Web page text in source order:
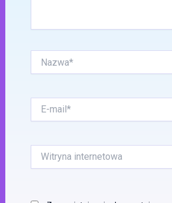
mail*
internetowa